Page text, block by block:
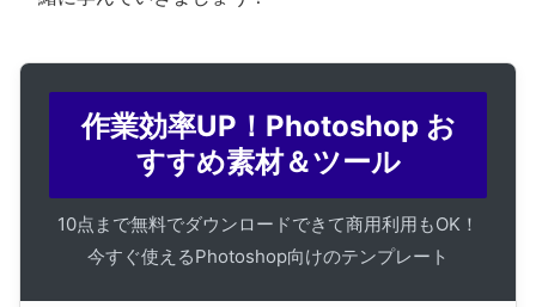
作業効率UP！Photoshop お
すすめ素材＆ツール
10点まで無料でダウンロードできて商用利用もOK！
今すぐ使えるPhotoshop向けのテンプレート